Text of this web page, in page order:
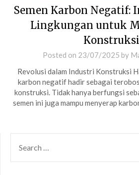
Semen Karbon Negatif:
Lingkungan untuk
Konstruksi
Posted on 23/07/2025 by
Revolusi dalam Industri Konstruksi
karbon negatif hadir sebagai
konstruksi. Tidak hanya berfungsi
semen ini juga mampu menyerap
FOR: